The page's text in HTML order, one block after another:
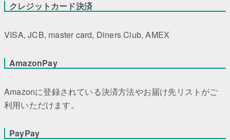
クレジットカード決済
VISA, JCB, master card, Diners Club, AMEX
AmazonPay
Amazonに登録されている決済方法やお届け先リストがご
利用いただけます。
PayPay